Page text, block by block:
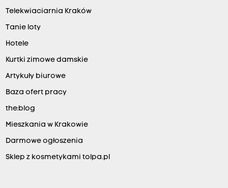
Telekwiaciarnia Kraków
Tanie loty
Hotele
Kurtki zimowe damskie
Artykuły biurowe
Baza ofert pracy
the:blog
Mieszkania w Krakowie
Darmowe ogłoszenia
Sklep z kosmetykami tolpa.pl